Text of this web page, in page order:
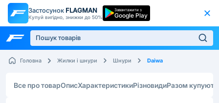
Застосунок FLAGMAN
Купуй вигідно, знижки до 50%
Завантажити з
Google Play
Головна Жилки і шнури Шнури Daiwa
Все про товарОписХарактеристикиРізновидиРазом купують